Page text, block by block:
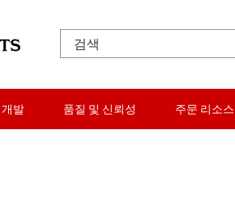
발 품질 및 신뢰성 주문 리소스